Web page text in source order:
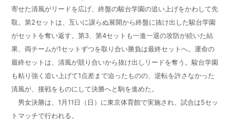
寄せた清風がリードを広げ、終盤の駿台学園の追い上げをかわして先
取 。第2セットは 、互いに譲らぬ展開から終盤に抜け出した駿台学園
がセットを奪い返す。第3、第4セットも一進一退の攻防が続いた結
果 、両チームが1セットずつを取り合い勝負は最終セットへ。運命の
最終セットは、清風が競り合いから抜け出しリードを奪う 。駿台学園
も粘り強く追い上げて1点差まで迫ったものの、逆転を許さなかった
清風が、接戦をものにして決勝へと駒を進めた。
男女決勝は、1月11日（日）に東京体育館で実施され、試合は5セッ
トマッチで行われる。